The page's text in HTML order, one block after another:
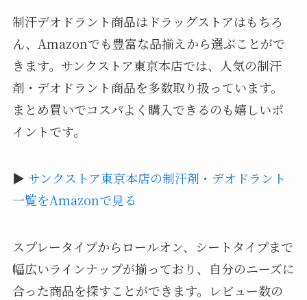
制汗デオドラント商品はドラッグストアはもちろ
ん、Amazonでも豊富な品揃えから選ぶことがで
きます。サンクストア東京本店では、人気の制汗
剤・デオドラント商品を多数取り扱っています。
まとめ買いでコスパよく購入できるのも嬉しいポ
イントです。
▶ サンクストア東京本店の制汗剤・デオドラント
一覧をAmazonで見る
スプレータイプからロールオン、シートタイプまで
幅広いラインナップが揃っており、自分のニーズに
合った商品を探すことができます。レビュー数の